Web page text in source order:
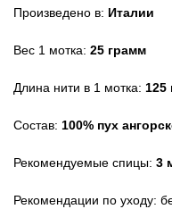
Произведено в: Италии
Вес 1 мотка: 25 грамм
Длина нити в 1 мотка: 125
Состав: 100% пух
Рекомендуемые спицы: 3
Рекомендации по уходу: